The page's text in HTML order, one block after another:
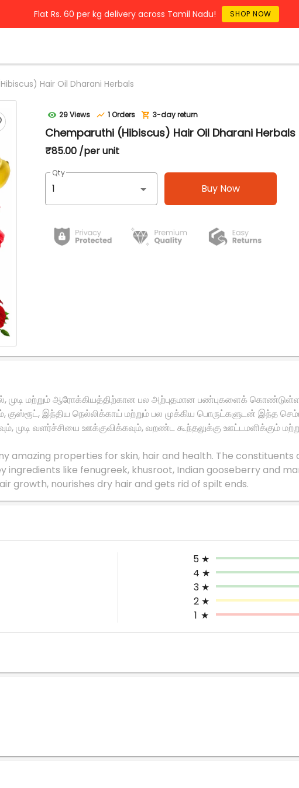
Flat Rs. 60 per kg delivery across Tamil Nadu! SHOP NOW
Hair Oil Dharani Herbals
29 Views 1 Orders 3-day return
Chemparuthi (Hibiscus) Hair Oil Dharani Herbals
₹85.00 /per unit
Qty
Buy Now
முடி மற்றும் ஆரோக்கியத்திற்கான பல அற்புதமான பண்புகளைக்
இந்திய நெல்லிக்காய் மற்றும் பல முக்கிய பொருட்களுடன் இந்த
முடி வளர்ச்சியை ஊக்குவிக்கவும், வறண்ட கூந்தலுக்கு ஊட்டமளிக்கும்
amazing properties for skin, hair and health. The constituents
ingredients like fenugreek, khusroot, Indian gooseberry and
5 ★
4 ★
3 ★
2 ★
1 ★